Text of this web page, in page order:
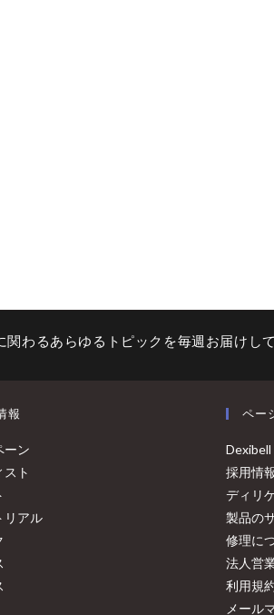
わるあらゆるトピックを毎週お届けし
報
ーン
スト
リアル
ペー
採用情
ディリ
製品の
修理に
法人営
利用規
メール